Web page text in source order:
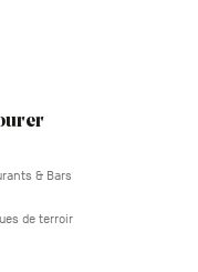
& Bars
de terroir